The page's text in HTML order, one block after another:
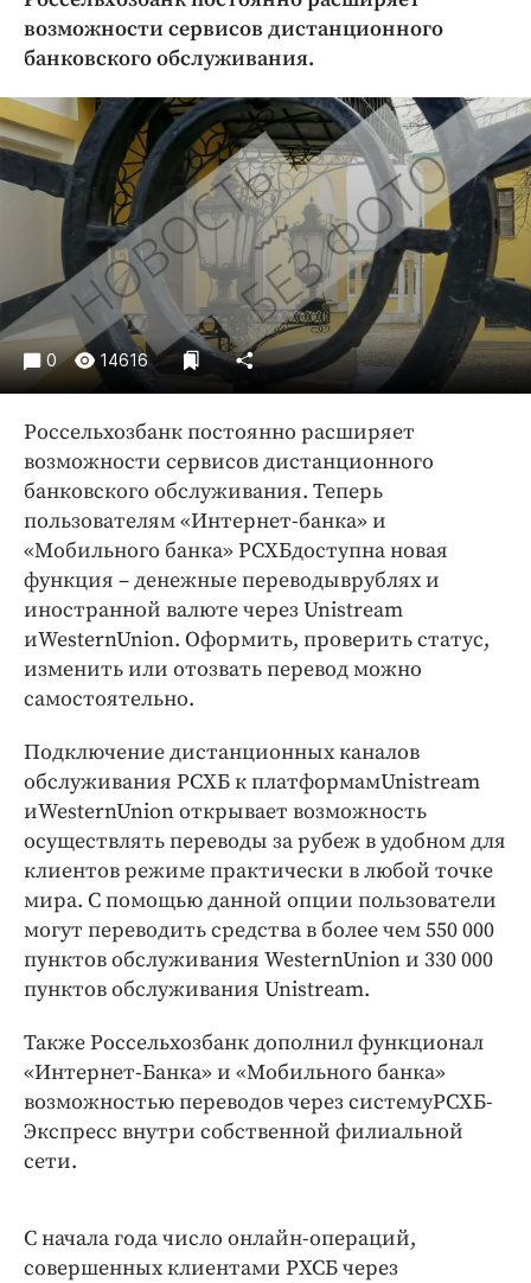
Культура
Образование
Общество
Погода
Праздники
Происшествия
Спорт
Экономика и бизнес
ПРОЕКТЫ
Блоги
Издания
Медиаперсона
Интересное чтиво
Клиника года
Бренд года
Работодатель года
возможности сервисов дистанционного
банковского обслуживания.
0 14616
Россельхозбанк постоянно расширяет
возможности сервисов дистанционного
банковского обслуживания. Теперь
пользователям «Интернет-банка» и
«Мобильного банка» РСХБдоступна новая
функция – денежные переводыврублях и
иностранной валюте через Unistream
иWesternUnion. Оформить, проверить статус,
изменить или отозвать перевод можно
самостоятельно.
Подключение дистанционных каналов
обслуживания РСХБ к платформамUnistream
иWesternUnion открывает возможность
осуществлять переводы за рубеж в удобном для
клиентов режиме практически в любой точке
мира. С помощью данной опции пользователи
могут переводить средства в более чем 550 000
пунктов обслуживания WesternUnion и 330 000
пунктов обслуживания Unistream.
Также Россельхозбанк дополнил функционал
«Интернет-Банка» и «Мобильного банка»
возможностью переводов через системуРСХБ-
Экспресс внутри собственной филиальной
сети.
С начала года число онлайн-операций,
совершенных клиентами РХСБ через